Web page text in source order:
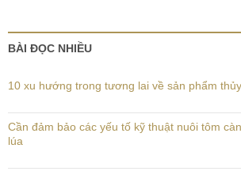
BÀI ĐỌC NHIỀU
10 xu hướng trong tương lai về sản phẩm
Cần đảm bảo các yếu tố kỹ thuật nuôi tôm
lúa